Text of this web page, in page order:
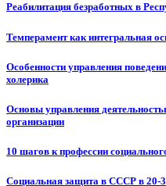
Реабилитация безработных в
Темперамент как интегральная
Особенности управления
холерика
Основы управления
организации
10 шагов к профессии
Социальная защита в СССР в 20-